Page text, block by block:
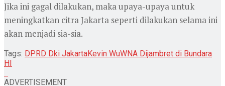
Jika ini gagal dilakukan, maka upaya-upaya untuk
meningkatkan citra Jakarta seperti dilakukan selama ini
akan menjadi sia-sia.
Tags: DPRD Dki JakartaKevin WuWNA Dijambret di Bundara
HI
ADVERTISEMENT